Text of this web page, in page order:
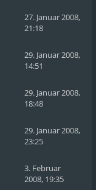
27. Januar 2008,
21:18
29. Januar 2008,
14:51
29. Januar 2008,
18:48
29. Januar 2008,
23:25
3. Februar
2008, 19:35